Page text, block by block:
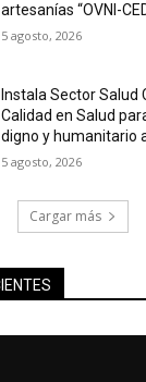
artesanías “OVNI-
5 agosto, 2026
Instala Sector Salud
Calidad en Salud
digno y humanitario
5 agosto, 2026
Cargar más